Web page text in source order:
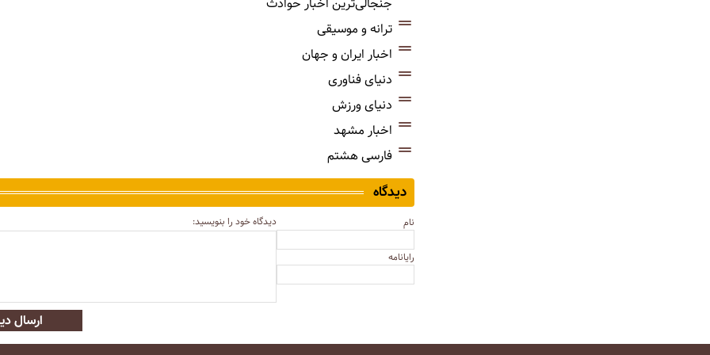
ترانه و موسیقی
اخبار ایران و جهان
دنیای فناوری
دنیای ورزش
اخبار مشهد
فارسی هشتم
دیدگاه
نام
رایانامه
دیدگاه خود را بنویسید:
ارسال